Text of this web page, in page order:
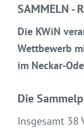
SAMMELN -
Die KWiN
Wettbewerb
im Neckar-
Die
Insgesamt 38